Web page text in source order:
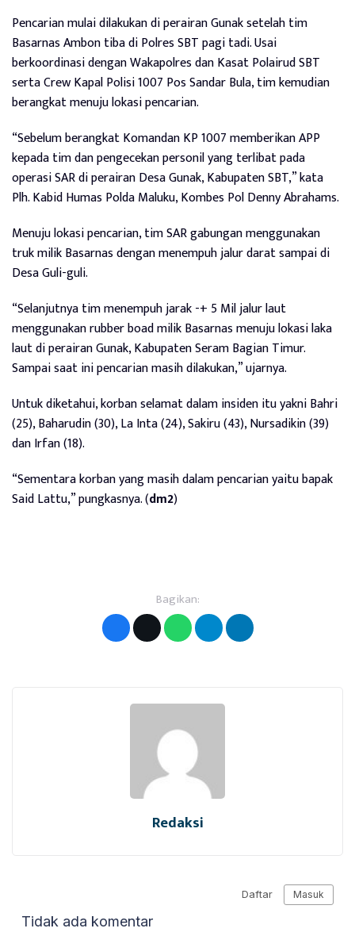
Pencarian mulai dilakukan di perairan Gunak setelah tim
Basarnas Ambon tiba di Polres SBT pagi tadi. Usai
berkoordinasi dengan Wakapolres dan Kasat Polairud SBT
serta Crew Kapal Polisi 1007 Pos Sandar Bula, tim kemudian
berangkat menuju lokasi pencarian.
“Sebelum berangkat Komandan KP 1007 memberikan APP
kepada tim dan pengecekan personil yang terlibat pada
operasi SAR di perairan Desa Gunak, Kabupaten SBT,” kata
Plh. Kabid Humas Polda Maluku, Kombes Pol Denny Abrahams.
Menuju lokasi pencarian, tim SAR gabungan menggunakan
truk milik Basarnas dengan menempuh jalur darat sampai di
Desa Guli-guli.
“Selanjutnya tim menempuh jarak -+ 5 Mil jalur laut
menggunakan rubber boad milik Basarnas menuju lokasi laka
laut di perairan Gunak, Kabupaten Seram Bagian Timur.
Sampai saat ini pencarian masih dilakukan,” ujarnya.
Untuk diketahui, korban selamat dalam insiden itu yakni Bahri
(25), Baharudin (30), La Inta (24), Sakiru (43), Nursadikin (39)
dan Irfan (18).
“Sementara korban yang masih dalam pencarian yaitu bapak
Said Lattu,” pungkasnya. (dm2)
Bagikan:
Redaksi